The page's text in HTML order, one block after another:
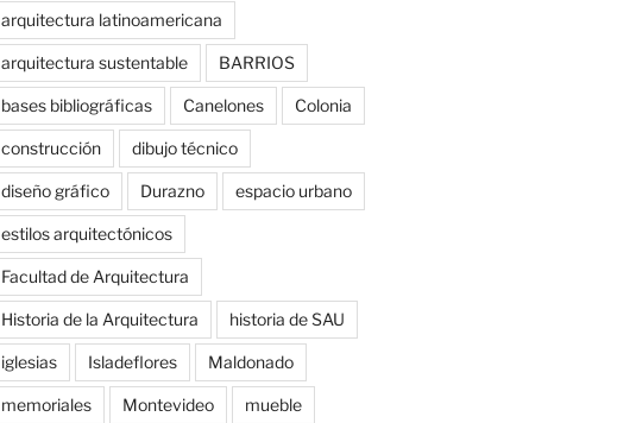
arquitectura latinoamericana
arquitectura sustentable BARRIOS
bases bibliográficas Canelones Colonia
construcción dibujo técnico
diseño gráfico Durazno espacio urbano
estilos arquitectónicos
Facultad de Arquitectura
Historia de la Arquitectura historia de SAU
iglesias Isladeflores Maldonado
memoriales Montevideo mueble